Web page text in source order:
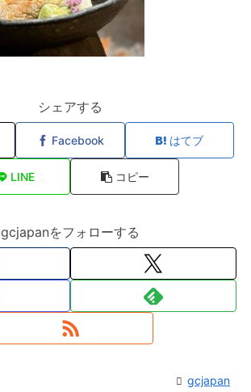
シェアする
Facebook はてブ
LINE コピー
gcjapanをフォローする
gcjapan